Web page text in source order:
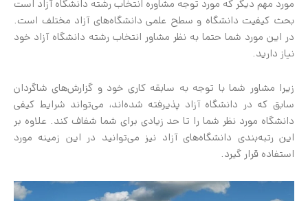
مورد مهم دیگر که مورد توجه مشاوره انتخاب رشته دانشگاه آزاد است
بحث کیفیت دانشگاه و سطح علمی دانشگاه‌های آزاد مختلف است.
در این مورد شما حتما به نظر مشاور انتخاب رشته دانشگاه آزاد خود
نیاز دارید.
زیرا مشاور شما با توجه به سابقه کاری خود و گزارش‌های شاگردان
سابق که در دانشگاه آزاد پذیرفته شده‌اند، می‌تواند شرایط کیفی
دانشگاه مورد نظر شما را تا حد زیادی برای شما شفاف کند. علاوه بر
این رتبه‌بندی دانشگاه‌های آزاد نیز می‌توانید در این زمینه مورد
استفاده قرار گیرد.